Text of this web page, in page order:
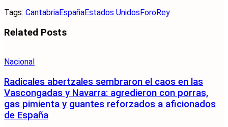
Tags: CantabriaEspañaEstados UnidosForoRey
Related Posts
Nacional
Radicales abertzales sembraron el caos en las
Vascongadas y Navarra: agredieron con porras,
gas pimienta y guantes reforzados a aficionados
de España